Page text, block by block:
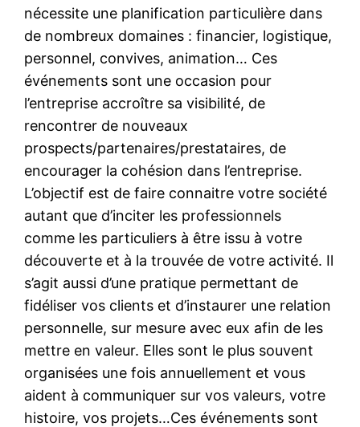
nécessite une planification particulière dans
de nombreux domaines : financier, logistique,
personnel, convives, animation… Ces
événements sont une occasion pour
l’entreprise accroître sa visibilité, de
rencontrer de nouveaux
prospects/partenaires/prestataires, de
encourager la cohésion dans l’entreprise.
L’objectif est de faire connaitre votre société
autant que d’inciter les professionnels
comme les particuliers à être issu à votre
découverte et à la trouvée de votre activité. Il
s’agit aussi d’une pratique permettant de
fidéliser vos clients et d’instaurer une relation
personnelle, sur mesure avec eux afin de les
mettre en valeur. Elles sont le plus souvent
organisées une fois annuellement et vous
aident à communiquer sur vos valeurs, votre
histoire, vos projets…Ces événements sont